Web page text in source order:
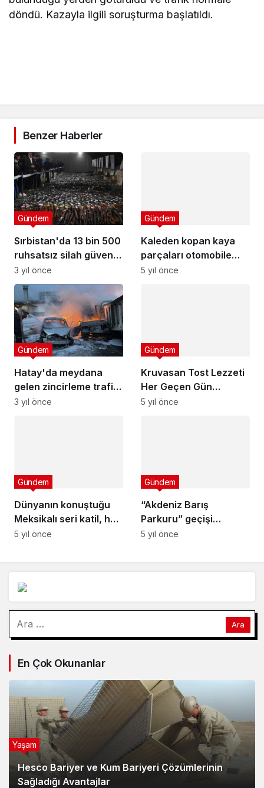
döndü. Kazayla ilgili soruşturma başlatıldı.
Benzer Haberler
Sırbistan'da 13 bin 500
ruhsatsız silah güvenlik
güçlerine teslim edildi
Gündem
3 yıl önce
Kaleden kopan kaya
parçaları otomobile
çarptı
Gündem
5 yıl önce
Hatay'da meydana
gelen zincirleme trafik
kazasında 12 kişi
Gündem
3 yıl önce
Kruvasan Tost Lezzeti
Her Geçen Gün
Yayılıyor
Gündem
5 yıl önce
Dünyanın konuştuğu
Meksikalı seri katil, her
şeyi itiraf etti:
Gündem
5 yıl önce
“Akdeniz Barış
Parkuru” geçişi
WOWSA Yılın
Gündem
5 yıl önce
En Çok Okunanlar
Hesco Bariyer ve Kum Bariyeri Çözümlerinin
Sağladığı Avantajlar
Yaşam